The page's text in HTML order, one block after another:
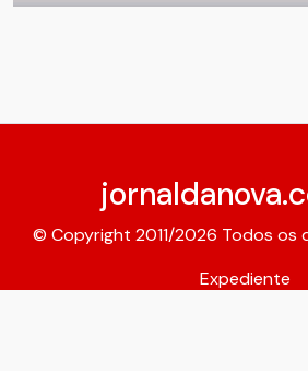
© Copyright 2011/2026 Todos os
Expediente